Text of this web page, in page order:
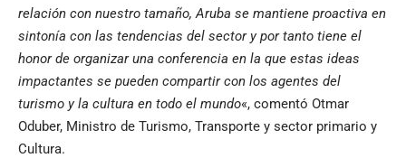
relación con nuestro tamaño, Aruba se mantiene proactiva en
sintonía con las tendencias del sector y por tanto tiene el
honor de organizar una conferencia en la que estas ideas
impactantes se pueden compartir con los agentes del
turismo y la cultura en todo el mundo«, comentó Otmar
Oduber, Ministro de Turismo, Transporte y sector primario y
Cultura.